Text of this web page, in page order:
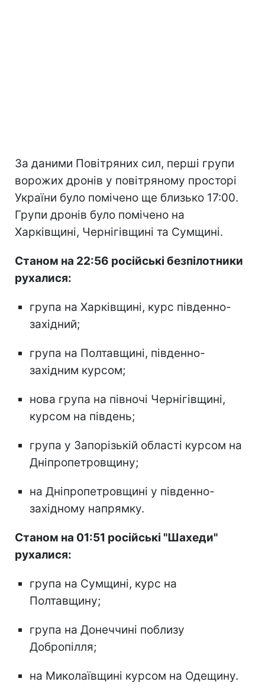
За даними Повітряних сил, перші групи
ворожих дронів у повітряному просторі
України було помічено ще близько 17:00.
Групи дронів було помічено на
Харківщині, Чернігівщині та Сумщині.
Станом на 22:56 російські безпілотники
рухалися:
група на Харківщині, курс південно-
західний;
група на Полтавщині, південно-
західним курсом;
нова група на півночі Чернігівщині,
курсом на південь;
група у Запорізькій області курсом на
Дніпропетровщину;
на Дніпропетровщині у південно-
західному напрямку.
Станом на 01:51 російські "Шахеди"
рухалися:
група на Сумщині, курс на
Полтавщину;
група на Донеччині поблизу
Добропілля;
на Миколаївщині курсом на Одещину.